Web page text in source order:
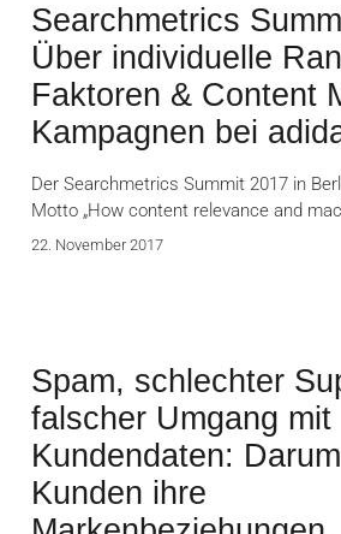
Searchmetrics
Über individuelle
Faktoren & Content
Kampagnen bei
Der Searchmetrics Summit 2017 in
Motto „How content relevance and
22. November 2017
Spam, schlechter
falscher Umgang mit
Kundendaten:
Kunden ihre